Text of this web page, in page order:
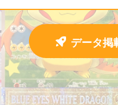
データ掲